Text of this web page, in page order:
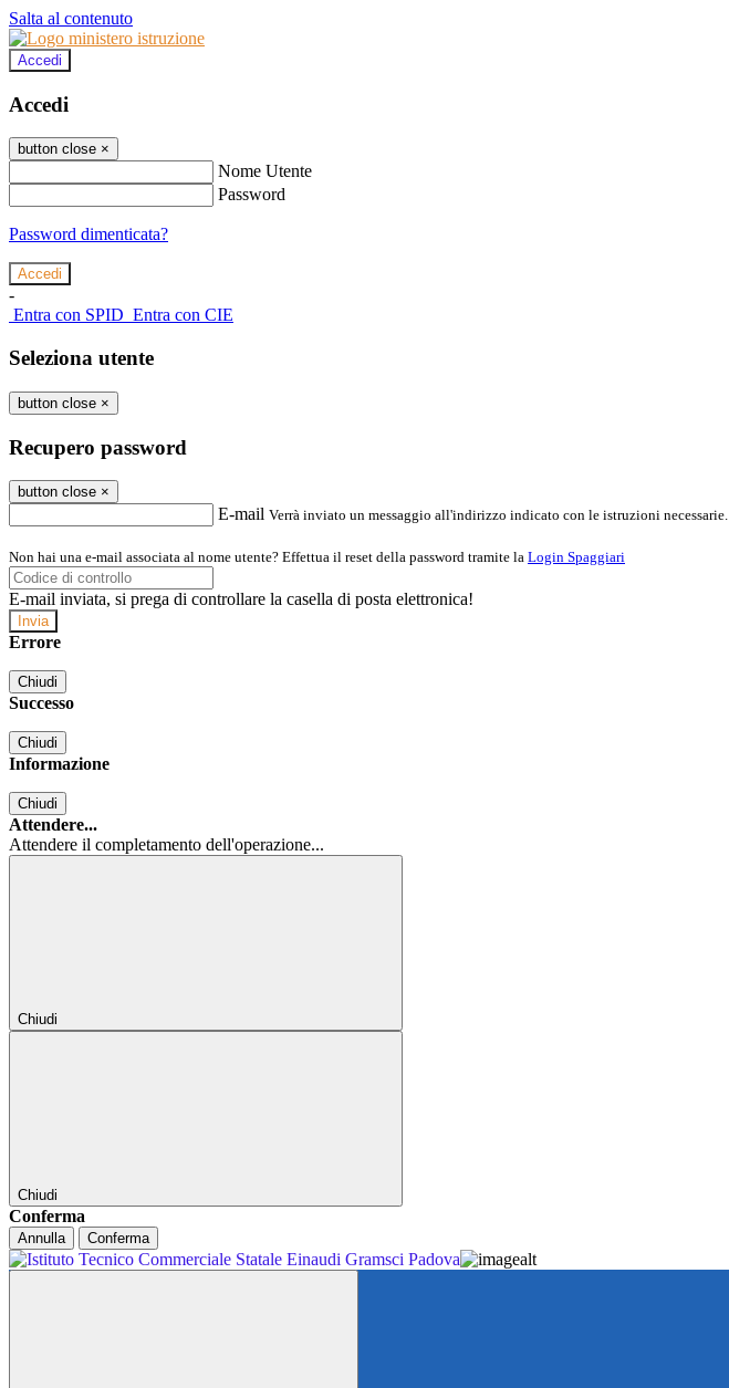
Salta al contenuto
Accedi
Accedi
button close ×
Nome Utente
Password
Password dimenticata?
-
Entra con SPID Entra con CIE
Seleziona utente
button close ×
Recupero password
button close ×
E-mail Verrà inviato un messaggio all'indirizzo indicato con le istruzioni necessarie.
Non hai una e-mail associata al nome utente? Effettua il reset della password tramite la Login Spaggiari
E-mail inviata, si prega di controllare la casella di posta elettronica!
Errore
Chiudi
Successo
Chiudi
Informazione
Chiudi
Attendere...
Attendere il completamento dell'operazione...
Chiudi
Chiudi
Conferma
Annulla Conferma